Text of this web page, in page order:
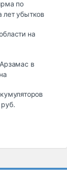
по
лет убытков
на
в